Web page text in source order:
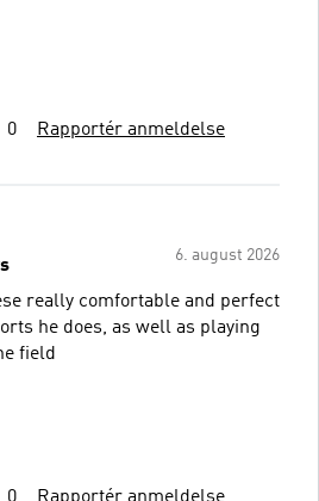
0 Rapportér anmeldelse
6. august 2026
really comfortable and perfect
he does, as well as playing
field